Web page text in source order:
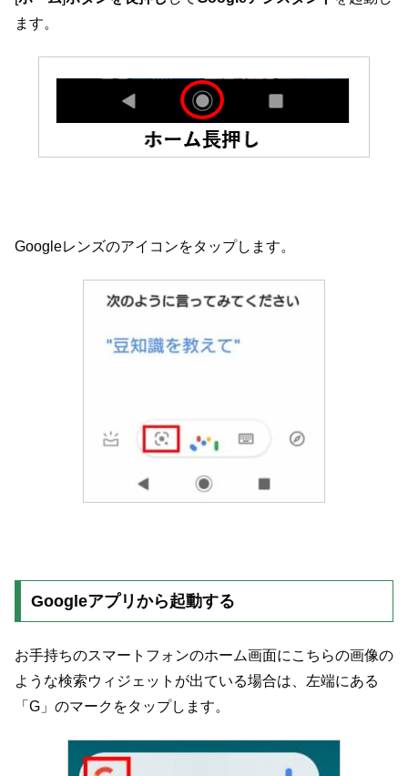
ます。
Googleレンズのアイコンをタップします。
Googleアプリから起動する
お手持ちのスマートフォンのホーム画面にこちらの画像の
ような検索ウィジェットが出ている場合は、左端にある
「G」のマークをタップします。